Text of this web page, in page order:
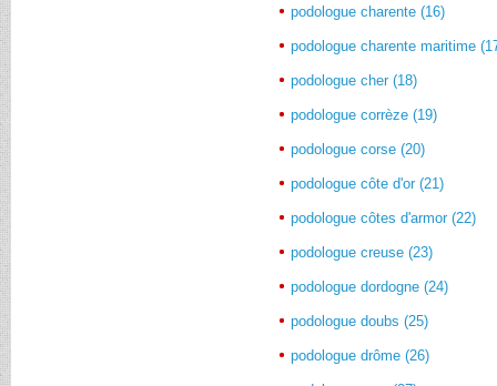
podologue charente (16)
podologue charente maritime
podologue cher (18)
podologue corrèze (19)
podologue corse (20)
podologue côte d'or (21)
podologue côtes d'armor (22)
podologue creuse (23)
podologue dordogne (24)
podologue doubs (25)
podologue drôme (26)